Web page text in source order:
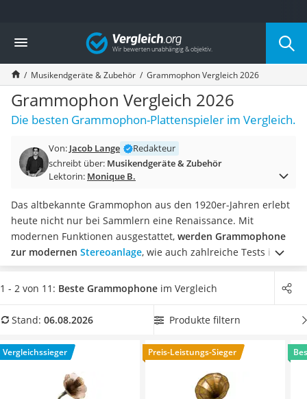
Die beliebtesten Vergleiche nach Kategorie
Elektronik
Powerstation
Monitor 32 Zoll 4K
Fernseher
Drucker
Desktop-PC
Diascanner
Laser-Multifunktionsdrucker
Powerstation mit Solarpanel
Gaming-PC
Soundbar
17-Zoll-Laptop
Satellitenschüssel
Gaming-Headset
Tablets unter 200 Euro
Lichtwecker
Acer Aspire
Vergleich
Musikendgeräte & Zubehör Grammophon Vergleich 2026
Grammophon Vergleich 2026
Die besten Grammophon-Plattenspieler im Vergleich.
Von: Jacob Lange
Redakteur
schreibt über: Musikendgeräte & Zubehör
Lektorin: Monique B.
Das altbekannte Grammophon aus den 1920er-Jahren erlebt
heute nicht nur bei Sammlern eine Renaissance. Mit
modernen Funktionen ausgestattet, werden Grammophone
zur modernen Stereoanlage, wie auch zahlreiche Tests im
Internet zeigen. Bluetooth, USB-Anschluss und auch eine
Radio-Funktion sind einige technische Neuerungen, welche
Vergleichstabelle ein Holz-Grammophon mit einem Horn aus
Klangqualität zu profitieren
. Überzeugt hat uns hier im
August 2026 besonders das ModellEikosch Hofeinz VS-1722
mit seinen Eigenschaften.
1 - 2 von 11: Beste Grammophone im Vergleich
Stand: 06.08.2026 Produkte filtern
Vergleichssieger Preis-Leistungs-Sieger